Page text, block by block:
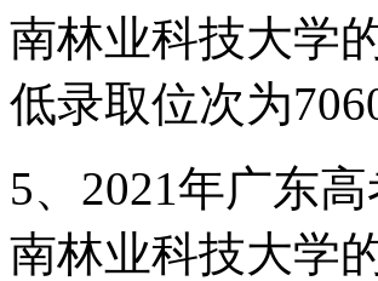
南林业科技大学
低录取位次为
5、2021年广东
南林业科技大学